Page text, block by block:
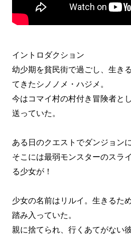
イントロダクション
幼少期を貧民街で過ごし、生き
てきたシノノメ・ハジメ。
今はコマイ村の村付き冒険者と
送っていた。
ある日のクエストでダンジョン
そこには最弱モンスターのスラ
る少女が！
少女の名前はリルイ。生きるた
踏み入っていた。
親に捨てられ、行くあてがない